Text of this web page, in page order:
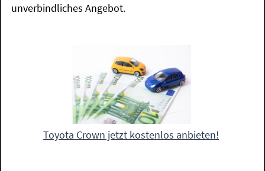
unverbindliches Angebot.
Toyota Crown jetzt kostenlos anbieten!